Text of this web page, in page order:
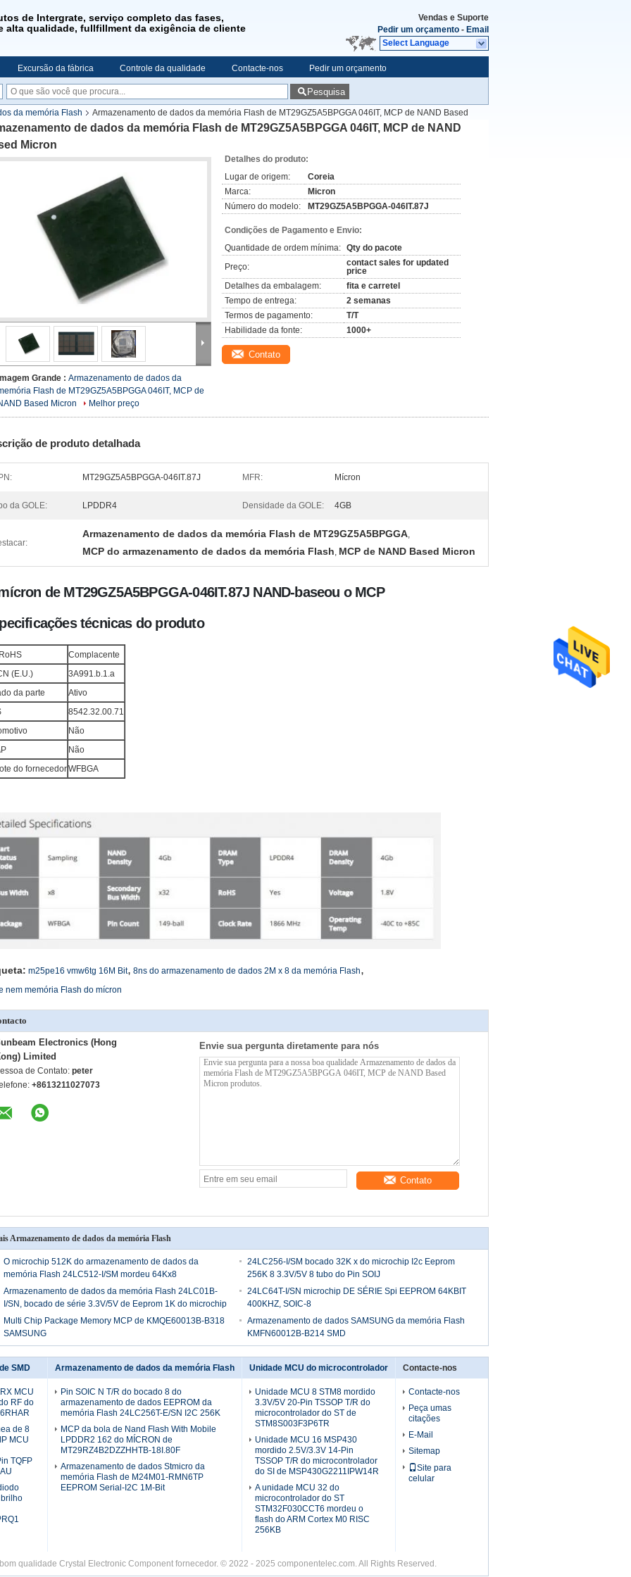
de Intergrate, serviço completo das fases,
alta qualidade, fullfillment da exigência de cliente
Vendas e Suporte
Pedir um orçamento - Email
Select Language
Excursão da fábrica Controle da qualidade Contacte-nos Pedir um orçamento
Pesquisa
da memória Flash
Armazenamento de dados da memória Flash de MT29GZ5A5BPGGA 046IT, MCP de NAND Based
de dados da memória Flash de MT29GZ5A5BPGGA 046IT, MCP de NAND
Micron
Imagem Grande : Armazenamento de dados da
Flash de MT29GZ5A5BPGGA 046IT, MCP de
Based Micron
Melhor preço
Detalhes do produto:
Lugar de origem:
Coreia
Marca:
Micron
Número do modelo:
MT29GZ5A5BPGGA-046IT.87J
Condições de Pagamento e Envio:
Quantidade de ordem mínima: Qty do pacote
Preço:
contact sales for updated
price
Detalhes da embalagem:
fita e carretel
Tempo de entrega:
2 semanas
Termos de pagamento:
T/T
Habilidade da fonte:
1000+
Contato
de produto detalhada
MT29GZ5A5BPGGA-046IT.87J MFR: Mícron
da GOLE: LPDDR4 Densidade da GOLE: 4GB
Armazenamento de dados da memória Flash de MT29GZ5A5BPGGA,
MCP do armazenamento de dados da memória Flash, MCP de NAND Based Micron
de MT29GZ5A5BPGGA-046IT.87J NAND-baseou o MCP
técnicas do produto
Complacente
(E.U.)
3A991.b.1.a
da parte
Ativo
8542.32.00.71
Não
Não
do fornecedorWFBGA
m25pe16 vmw6tg 16M Bit, 8ns do armazenamento de dados 2M x 8 da memória Flash,
nem memória Flash do mícron
Electronics (Hong
Limited
de Contato: peter
+8613211027073
Envie sua pergunta diretamente para nós
Contato
Armazenamento de dados da memória Flash
O microchip 512K do armazenamento de dados da
memória Flash 24LC512-I/SM mordeu 64Kx8
24LC256-I/SM bocado 32K x do microchip I2c Eeprom
256K 8 3.3V/5V 8 tubo do Pin SOIJ
Armazenamento de dados da memória Flash 24LC01B-
I/SN, bocado de série 3.3V/5V de Eeprom 1K do microchip
24LC64T-I/SN microchip DE SÉRIE Spi EEPROM 64KBIT
400KHZ, SOIC-8
Multi Chip Package Memory MCP de KMQE60013B-B318
SAMSUNG
Armazenamento de dados SAMSUNG da memória Flash
KMFN60012B-B214 SMD
SMD
MCU
RF do
de 8
MCU
TQFP
Armazenamento de dados da memória Flash
Pin SOIC N T/R do bocado 8 do
armazenamento de dados EEPROM da
memória Flash 24LC256T-E/SN I2C 256K
MCP da bola de Nand Flash With Mobile
LPDDR2 162 do MÍCRON de
MT29RZ4B2DZZHHTB-18I.80F
Armazenamento de dados Stmicro da
memória Flash de M24M01-RMN6TP
EEPROM Serial-I2C 1M-Bit
Unidade MCU do microcontrolador
Unidade MCU 8 STM8 mordido
3.3V/5V 20-Pin TSSOP T/R do
microcontrolador do ST de
STM8S003F3P6TR
Unidade MCU 16 MSP430
mordido 2.5V/3.3V 14-Pin
TSSOP T/R do microcontrolador
do SI de MSP430G2211IPW14R
A unidade MCU 32 do
microcontrolador do ST
STM32F030CCT6 mordeu o
flash do ARM Cortex M0 RISC
256KB
Contacte-nos
Contacte-nos
Peça umas
citações
E-Mail
Sitemap
Site para
celular
qualidade Crystal Electronic Component fornecedor. © 2022 - 2025 componentelec.com. All Rights Reserved.